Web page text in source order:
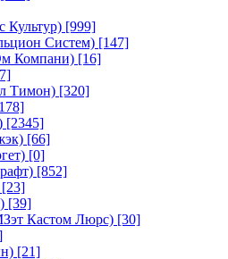
Культур) [999]
Систем) [147]
Компани) [16]
Тимон) [320]
[2345]
[66]
[0]
[852]
[23]
[39]
Кастом Люрс) [30]
[21]